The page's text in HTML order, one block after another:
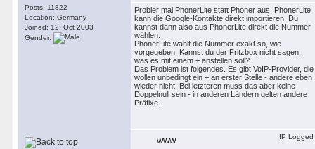
Posts: 11822
Location: Germany
Joined: 12. Oct 2003
Gender:
Probier mal PhonerLite statt Phoner aus. PhonerLite
kann die Google-Kontakte direkt importieren. Du
kannst dann also aus PhonerLite direkt die Nummer
wählen.
PhonerLite wählt die Nummer exakt so, wie
vorgegeben. Kannst du der Fritzbox nicht sagen,
was es mit einem + anstellen soll?
Das Problem ist folgendes. Es gibt VoIP-Provider, die
wollen unbedingt ein + an erster Stelle - andere eben
wieder nicht. Bei letzteren muss das aber keine
Doppelnull sein - in anderen Ländern gelten andere
Präfixe.
WWW
IP Logged